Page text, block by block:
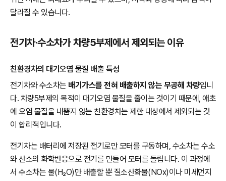
달라질 수 있습니다.
전기차·수소차가 차량5부제에서 제외되는 이유
친환경차의 대기오염 물질 배출 특성
전기차와 수소차는 배기가스를 전혀 배출하지 않는 무공해 차량입니
다. 차량5부제의 목적이 대기오염 물질을 줄이는 것이기 때문에, 애초
에 오염 물질을 내뿜지 않는 친환경차는 제한 대상에서 제외되는 것
이 합리적입니다.
전기차는 배터리에 저장된 전기로만 모터를 구동하며, 수소차는 수소
와 산소의 화학반응으로 전기를 만들어 모터를 돌립니다. 이 과정에
서 수소차는 물(H₂O)만 배출할 뿐 질소산화물(NOx)이나 미세먼지